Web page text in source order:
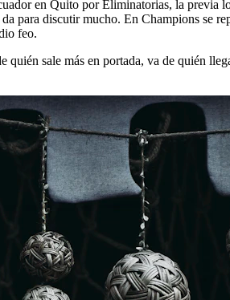
en Quito por Eliminatorias, la
para discutir mucho. En Champions se
feo.
quién sale más en portada, va de quién